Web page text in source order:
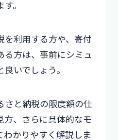
。
を利用する方や、寄付
る方は、事前にシミュ
いでしょう。
さと納税の限度額の仕
方、さらに具体的なモ
かりやすく解説しま